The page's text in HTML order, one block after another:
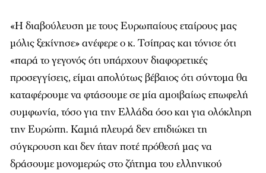
«Η διαβούλευση με τους Ευρωπαίους εταίρους μας
μόλις ξεκίνησε» ανέφερε ο κ. Τσίπρας και τόνισε ότι
«παρά το γεγονός ότι υπάρχουν διαφορετικές
προσεγγίσεις, είμαι απολύτως βέβαιος ότι σύντομα θα
καταφέρουμε να φτάσουμε σε μία αμοιβαίως επωφελή
συμφωνία, τόσο για την Ελλάδα όσο και για ολόκληρη
την Ευρώπη. Καμιά πλευρά δεν επιδιώκει τη
σύγκρουση και δεν ήταν ποτέ πρόθεσή μας να
δράσουμε μονομερώς στο ζήτημα του ελληνικού